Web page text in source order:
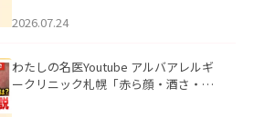
た。
2026.07.24
わたしの名医Youtube アルバアレルギ
ークリニック札幌「赤ら顔・酒さ・ニ